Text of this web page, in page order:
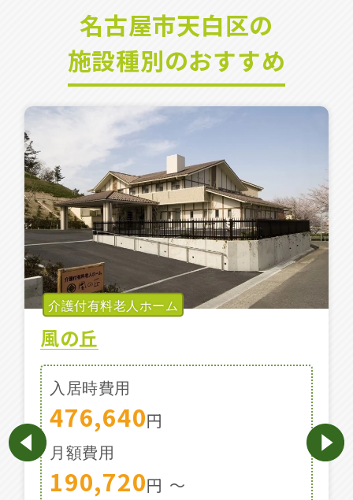
ご入居までの流れ
会社概要
お役立ち情報一覧
施設特集一覧
ブログ一覧
お気に入り一覧
名古屋市天白区の
施設種別のおすすめ
介護付有料老人ホーム
風の丘
入居時費用
476,640円
月額費用
190,720円 〜